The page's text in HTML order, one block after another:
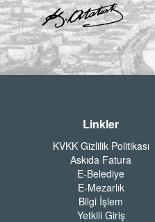
Linkler
KVKK Gizlilik Politikası
Askıda Fatura
E-Belediye
E-Mezarlık
Bilgi İşlem
Yetkili Giriş